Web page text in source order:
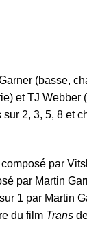
(basse,
et TJ Webber
2, 3, 5, 8 et
par
par Martin
1 par Martin
du film Trans